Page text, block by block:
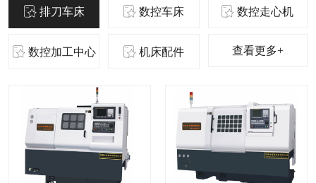
排刀车床 数控车床 数控走心机
数控加工中心 机床配件 查看更多+